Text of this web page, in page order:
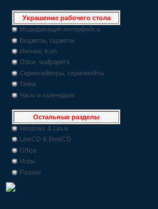
Украшение рабочего стола
Модификация интерфейса
Виджеты, гаджеты
Иконки, Icon
Обои, wallpapers
Скринсейверы, скринмейты
Темы
Часы и календари
Остальные разделы
Windows & Linux
LiveCD & BootCD
Office
Игры
Разное